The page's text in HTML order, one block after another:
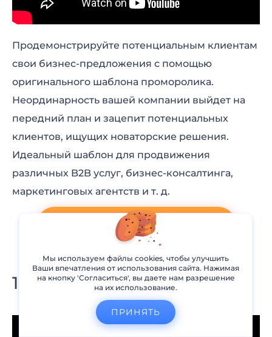
Продемонстрируйте потенциальным клиентам
свои бизнес-предложения с помощью
оригинального шаблона проморолика.
Неординарность вашей компании выйдет на
передний план и зацепит потенциальных
клиентов, ищущих новаторские решения.
Идеальный шаблон для продвижения
различных B2B услуг, бизнес-консалтинга,
маркетинговых агентств и т. д.
СОЗДАТЬ ПРОМОРОЛИК
Промо “История
компании”
Мы используем файлы cookies, чтобы улучшить
Ваши впечатления от использования сайта. Нажимая
на кнопку 'Согласиться', вы даете нам разрешение
на их использование.
ПРИНЯТЬ